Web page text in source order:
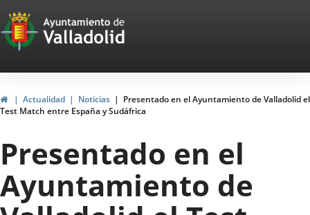
Portal
Web
del
Ayuntamiento
de
Valladolid
InicioActualidad Noticias
Presentado en el Ayuntamiento de Valladolid el
Test Match entre España y Sudáfrica
Presentado en el
Ayuntamiento de